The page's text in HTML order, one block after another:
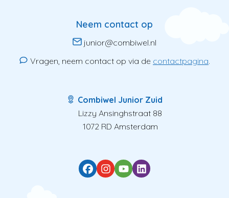
Neem contact op
junior@combiwel.nl
Vragen, neem contact op via de contactpagina.
Combiwel Junior Zuid
Lizzy Ansinghstraat 88
1072 RD Amsterdam